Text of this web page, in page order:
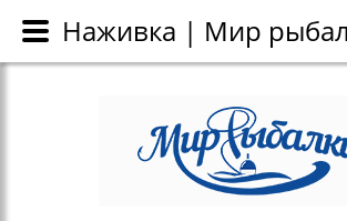
Каталог
Наживка | Мир
Наживка | Мир